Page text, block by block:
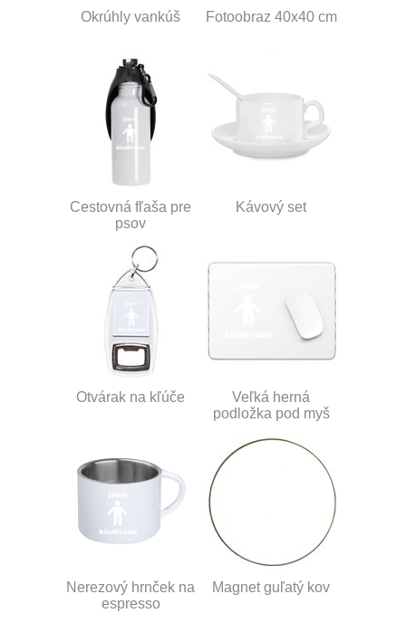
Okrúhly vankúš Fotoobraz 40x40 cm
Cestovná fľaša pre
psov
Kávový set
Otvárak na kľúče
Veľká herná
podložka pod myš
Nerezový hrnček na
espresso
Magnet guľatý kov